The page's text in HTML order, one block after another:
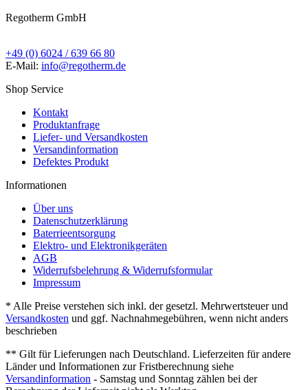
Regotherm GmbH
+49 (0) 6024 / 639 66 80
E-Mail: info@regotherm.de
Shop Service
Kontakt
Produktanfrage
Liefer- und Versandkosten
Versandinformation
Defektes Produkt
Informationen
Über uns
Datenschutzerklärung
Baterrieentsorgung
Elektro- und Elektronikgeräten
AGB
Widerrufsbelehrung & Widerrufsformular
Impressum
* Alle Preise verstehen sich inkl. der gesetzl. Mehrwertsteuer und
Versandkosten und ggf. Nachnahmegebühren, wenn nicht anders
beschrieben
** Gilt für Lieferungen nach Deutschland. Lieferzeiten für andere
Länder und Informationen zur Fristberechnung siehe
Versandinformation - Samstag und Sonntag zählen bei der